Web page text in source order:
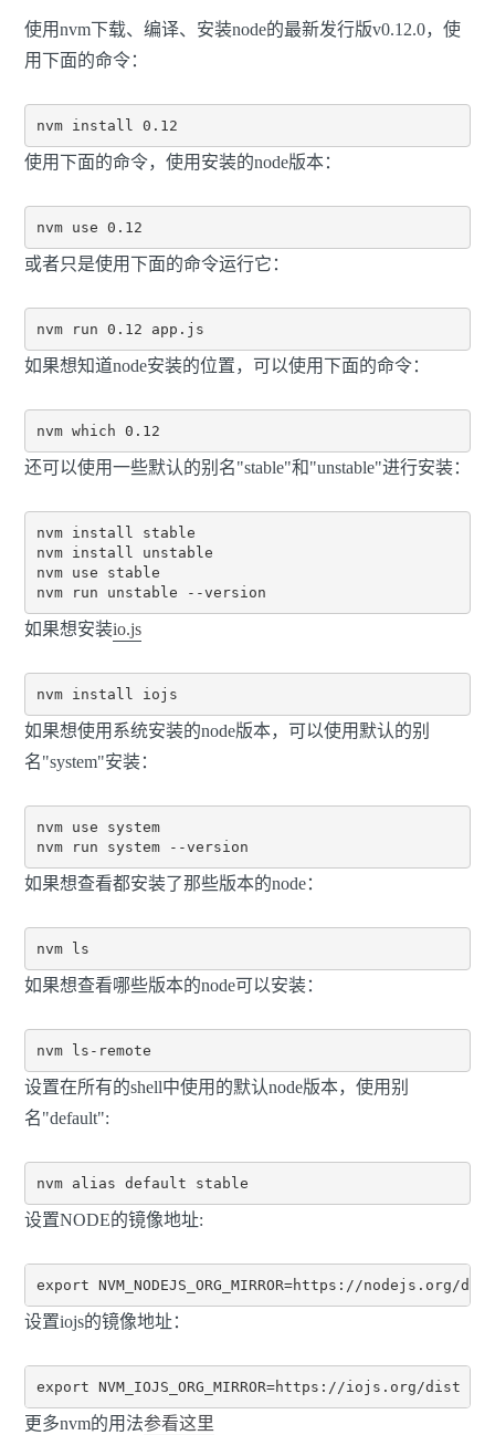
使用nvm下载、编译、安装node的最新发行版v0.12.0，使
用下面的命令：
使用下面的命令，使用安装的node版本：
或者只是使用下面的命令运行它：
如果想知道node安装的位置，可以使用下面的命令：
还可以使用一些默认的别名"stable"和"unstable"进行安装：
nvm install stable
nvm install unstable
nvm use stable
如果想安装io.js
如果想使用系统安装的node版本，可以使用默认的别
名"system"安装：
nvm use system
如果想查看都安装了那些版本的node：
如果想查看哪些版本的node可以安装：
设置在所有的shell中使用的默认node版本，使用别
名"default":
设置NODE的镜像地址:
设置iojs的镜像地址：
更多nvm的用法参看这里